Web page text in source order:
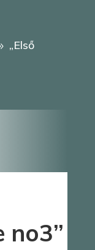
„Első
no3”